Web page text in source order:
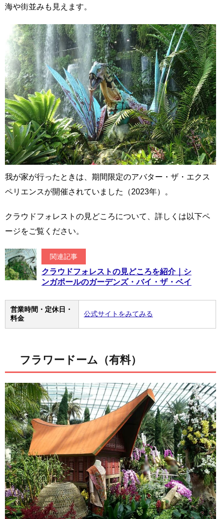
海や街並みも見えます。
我が家が行ったときは、期間限定のアバター・ザ・エクス
ペリエンスが開催されていました（2023年）。
クラウドフォレストの見どころについて、詳しくは以下ペ
ージをご覧ください。
関連記事
クラウドフォレストの見どころを紹介｜シ
ンガポールのガーデンズ・バイ・ザ・ベイ
営業時間・定休日・
料金
公式サイトをみてみる
フラワードーム（有料）